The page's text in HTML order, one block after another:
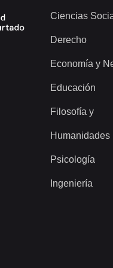
Ciencias
Derecho
Economía y
Educación
Filosofía y
Humanidades
Psicología
Ingeniería